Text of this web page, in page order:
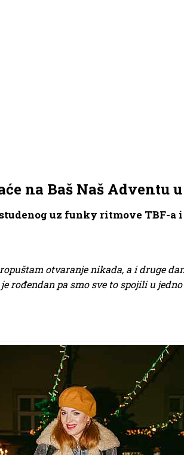
na Baš Naš Adventu
uz funky ritmove TBF-a
otvaranje nikada, a i druge
rođendan pa smo sve to spojili u